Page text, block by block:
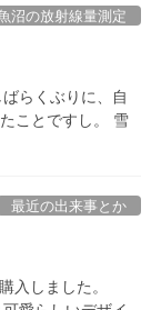
沼の放射線量測定
らくぶりに、自
ことですし。 雪
最近の出来事とか
入しました。